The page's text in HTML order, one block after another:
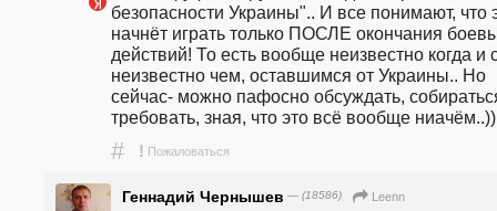
безопасности Украины".. И все понимают, что
начнёт играть только ПОСЛЕ окончания
действий! То есть вообще неизвестно когда и
неизвестно чем, оставшимся от Украины.. Но
сейчас- можно пафосно обсуждать,
требовать, зная, что это всё вообще ниачём..))
# ! Пожаловаться
Геннадий Чернышев — (18586)
Leenn